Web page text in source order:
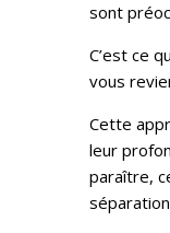
sont
C’est ce
vous
Cette
leur
paraître,